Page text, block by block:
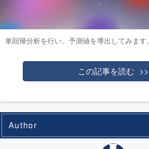
単回帰分析を行い、予測値を導出してみます。
この記事を読む
Author